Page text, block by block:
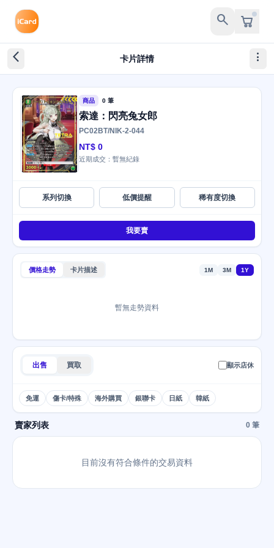
search
arrow_back_ios_new 卡片詳情 more_vert
商品 0 筆
索達：閃亮兔女郎
PC02BT/NIK-2-044
NT$ 0
近期成交：暫無紀錄
系列切換 低價提醒 稀有度切換
我要賣
價格走勢 卡片描述 1M 3M 1Y
暫無走勢資料
出售 買取 顯示店休
免運 傷卡/特殊 海外購買 銀聯卡 日紙 韓紙
賣家列表 0 筆
目前沒有符合條件的交易資料